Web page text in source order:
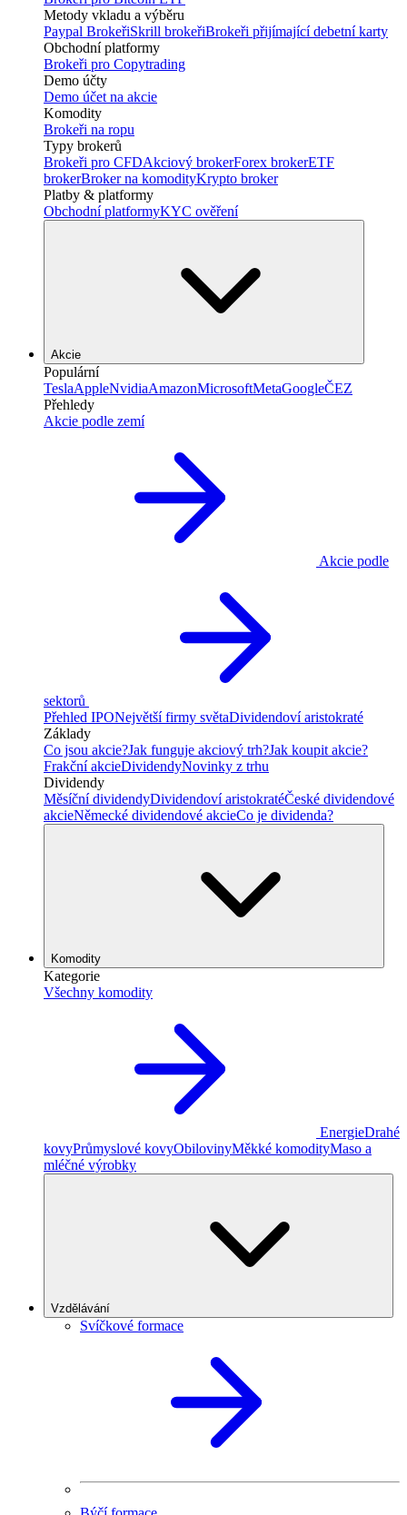
Metody vkladu a výběru
Paypal BrokeřiSkrill brokeřiBrokeři přijímající debetní karty
Obchodní platformy
Brokeři pro Copytrading
Demo účty
Demo účet na akcie
Komodity
Brokeři na ropu
Typy brokerů
Brokeři pro CFDAkciový brokerForex brokerETF
brokerBroker na komodityKrypto broker
Platby & platformy
Obchodní platformyKYC ověření
Akcie
Populární
TeslaAppleNvidiaAmazonMicrosoftMetaGoogleČEZ
Přehledy
Akcie podle zemí
Akcie podle
sektorů
Přehled IPONejvětší firmy světaDividendoví aristokraté
Základy
Co jsou akcie?Jak funguje akciový trh?Jak koupit akcie?
Frakční akcieDividendyNovinky z trhu
Dividendy
Měsíční dividendyDividendoví aristokratéČeské dividendové
akcieNěmecké dividendové akcieCo je dividenda?
Komodity
Kategorie
Všechny komodity
EnergieDrahé
kovyPrůmyslové kovyObilovinyMěkké komodityMaso a
mléčné výrobky
Vzdělávání
Svíčkové formace